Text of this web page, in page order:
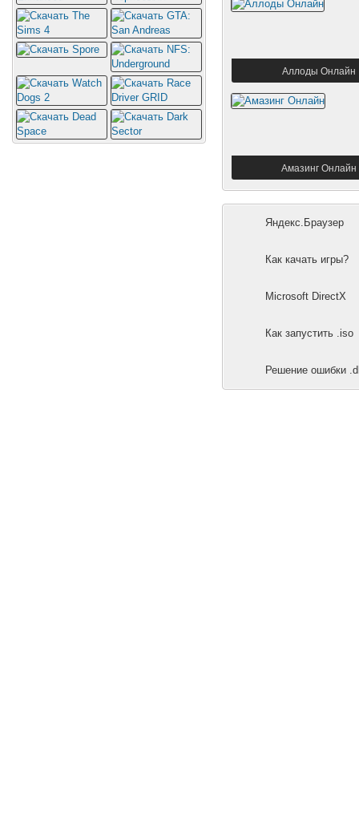
Аллоды Онлайн
Амазинг Онлайн
Яндекс.Браузер
Как качать игры?
Microsoft DirectX
Как запустить .iso
Решение ошибки